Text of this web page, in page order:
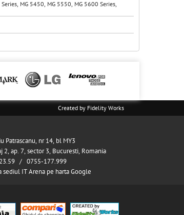
MG 5450, MG 5550, MG 5600 Series,
Created by Fidelity Works
Patrascanu, nr 14, bl MY3
2, ap. 7, sector 3, Bucuresti, Romania
/ 0755-177.999
sediul IT Arena pe harta Google